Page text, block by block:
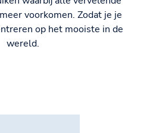
voorkomen. Zodat je je
op het mooiste in de
wereld.